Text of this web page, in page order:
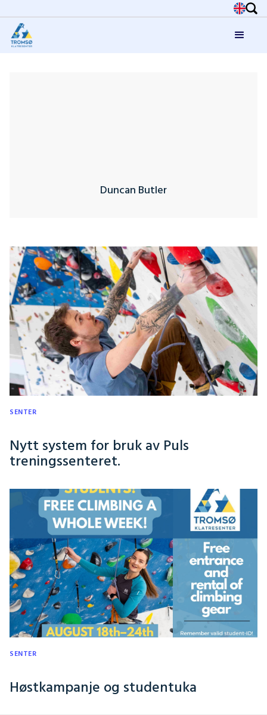
Duncan Butler
SENTER
Nytt system for bruk av Puls
treningssenteret.
SENTER
Høstkampanje og studentuka